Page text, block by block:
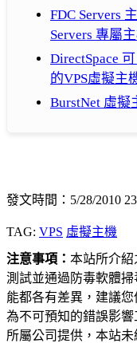
FDC Servers
Servers 專屬
DirectSpace
的VPS虛擬主
BurstNet 虛擬
發文時間：5/28/2010
TAG: VPS 虛擬主機
注意事項： 本站所介
測試並通過防毒軟體
能都各有差異，建議
為不可預知的錯誤影
所屬公司提供，本站